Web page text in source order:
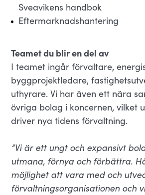
Sveavikens handbok
Eftermarknadshantering
Teamet du blir en del av
I teamet ingår förvaltare,
byggprojektledare,
uthyrare. Vi har även ett nära
övriga bolag i koncernen, vilket
driver nya tidens förvaltning.
”Vi är ett ungt och expansivt
utmana, förnya och förbättra.
möjlighet att vara med och
förvaltningsorganisationen och